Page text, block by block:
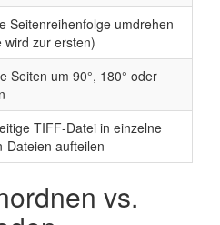
Seitenreihenfolge umdrehen
wird zur ersten)
Seiten um 90°, 180° oder
TIFF-Datei in einzelne
Dateien aufteilen
vs.